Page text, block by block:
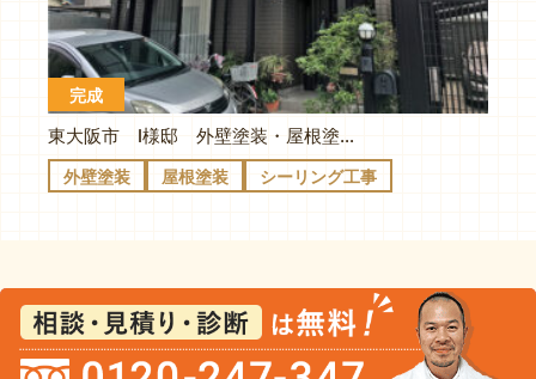
完成
東大阪市 I様邸 外壁塗装・屋根塗装・シーリング打ち替え
外壁塗装 屋根塗装 シーリング工事